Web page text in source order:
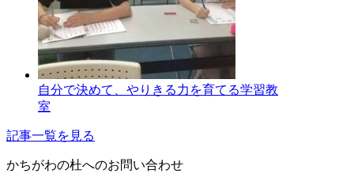
自分で決めて、やりきる力を育てる学習教
室
記事一覧を見る
かちがわの杜へのお問い合わせ